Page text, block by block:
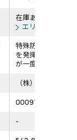
在庫あり：29缶
エリア別在庫を
特殊防錆剤が強力
を発揮し、さび止
が一度にできます
（株）カンペハピ
00097640011008
-